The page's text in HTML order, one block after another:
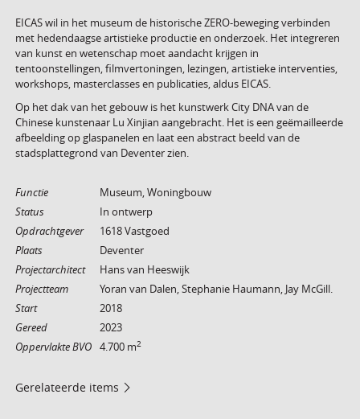
EICAS wil in het museum de historische ZERO-beweging verbinden
met hedendaagse artistieke productie en onderzoek. Het integreren
van kunst en wetenschap moet aandacht krijgen in
tentoonstellingen, filmvertoningen, lezingen, artistieke interventies,
workshops, masterclasses en publicaties, aldus EICAS.
Op het dak van het gebouw is het kunstwerk City DNA van de
Chinese kunstenaar Lu Xinjian aangebracht. Het is een geëmailleerde
afbeelding op glaspanelen en laat een abstract beeld van de
stadsplattegrond van Deventer zien.
Functie
Museum, Woningbouw
Status
In ontwerp
Opdrachtgever
1618 Vastgoed
Plaats
Deventer
Projectarchitect
Hans van Heeswijk
Projectteam
Yoran van Dalen, Stephanie Haumann, Jay McGill.
Start
2018
Gereed
2023
Oppervlakte BVO 4.700 m2
Gerelateerde items